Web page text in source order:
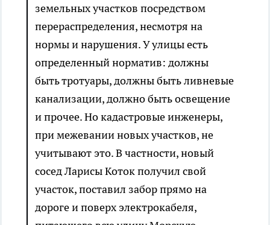
земельных участков посредством
перераспределения, несмотря на
нормы и нарушения. У улицы есть
определенный норматив: должны
быть тротуары, должны быть ливневые
канализации, должно быть освещение
и прочее. Но кадастровые инженеры,
при межевании новых участков, не
учитывают это. В частности, новый
сосед Ларисы Коток получил свой
участок, поставил забор прямо на
дороге и поверх электрокабеля,